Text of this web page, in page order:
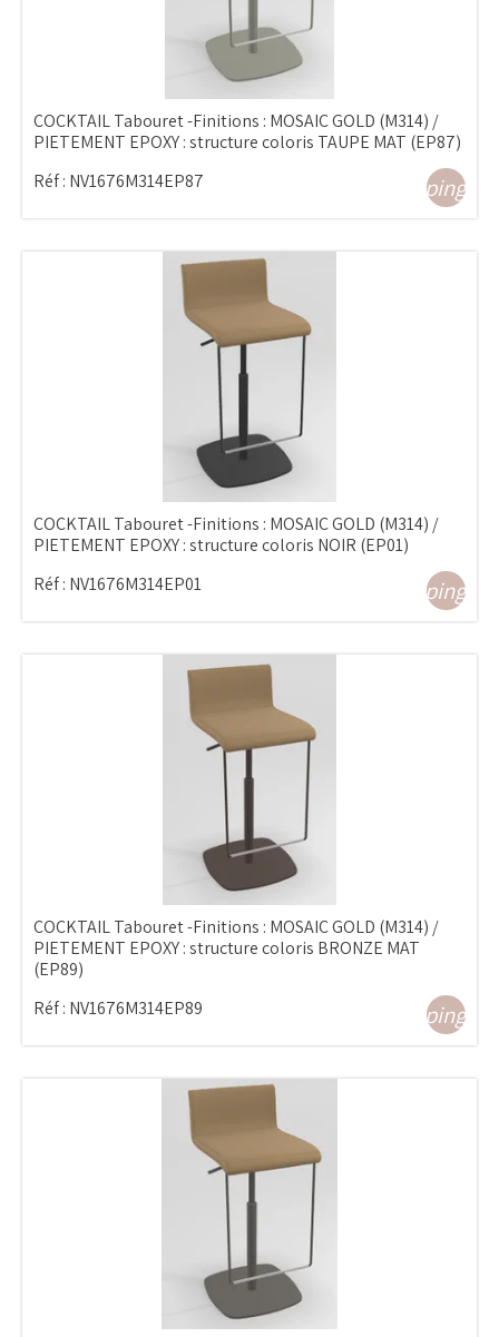
COCKTAIL Tabouret -Finitions : MOSAIC GOLD (M314) /
PIETEMENT EPOXY : structure coloris TAUPE MAT (EP87)
Réf : NV1676M314EP87
COCKTAIL Tabouret -Finitions : MOSAIC GOLD (M314) /
PIETEMENT EPOXY : structure coloris NOIR (EP01)
Réf : NV1676M314EP01
COCKTAIL Tabouret -Finitions : MOSAIC GOLD (M314) /
PIETEMENT EPOXY : structure coloris BRONZE MAT
(EP89)
Réf : NV1676M314EP89